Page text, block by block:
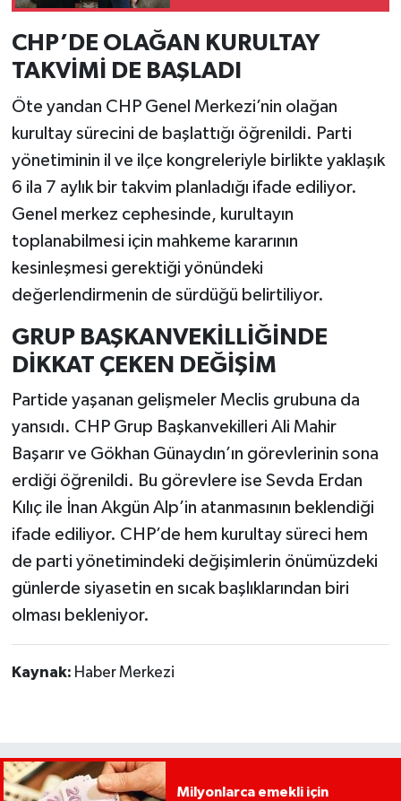
CHP’DE OLAĞAN KURULTAY
TAKVİMİ DE BAŞLADI
Öte yandan CHP Genel Merkezi’nin olağan
kurultay sürecini de başlattığı öğrenildi. Parti
yönetiminin il ve ilçe kongreleriyle birlikte yaklaşık
6 ila 7 aylık bir takvim planladığı ifade ediliyor.
Genel merkez cephesinde, kurultayın
toplanabilmesi için mahkeme kararının
kesinleşmesi gerektiği yönündeki
değerlendirmenin de sürdüğü belirtiliyor.
GRUP BAŞKANVEKİLLİĞİNDE
DİKKAT ÇEKEN DEĞİŞİM
Partide yaşanan gelişmeler Meclis grubuna da
yansıdı. CHP Grup Başkanvekilleri Ali Mahir
Başarır ve Gökhan Günaydın’ın görevlerinin sona
erdiği öğrenildi. Bu görevlere ise Sevda Erdan
Kılıç ile İnan Akgün Alp’in atanmasının beklendiği
ifade ediliyor. CHP’de hem kurultay süreci hem
de parti yönetimindeki değişimlerin önümüzdeki
günlerde siyasetin en sıcak başlıklarından biri
olması bekleniyor.
Kaynak: Haber Merkezi
Milyonlarca emekli için